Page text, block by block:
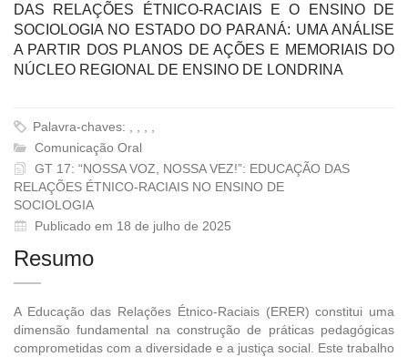
DAS RELAÇÕES ÉTNICO-RACIAIS E O ENSINO DE
SOCIOLOGIA NO ESTADO DO PARANÁ: UMA ANÁLISE
A PARTIR DOS PLANOS DE AÇÕES E MEMORIAIS DO
NÚCLEO REGIONAL DE ENSINO DE LONDRINA
Palavra-chaves: , , , ,
Comunicação Oral
GT 17: “NOSSA VOZ, NOSSA VEZ!”: EDUCAÇÃO DAS
RELAÇÕES ÉTNICO-RACIAIS NO ENSINO DE
SOCIOLOGIA
Publicado em 18 de julho de 2025
Resumo
A Educação das Relações Étnico-Raciais (ERER) constitui uma
dimensão fundamental na construção de práticas pedagógicas
comprometidas com a diversidade e a justiça social. Este trabalho